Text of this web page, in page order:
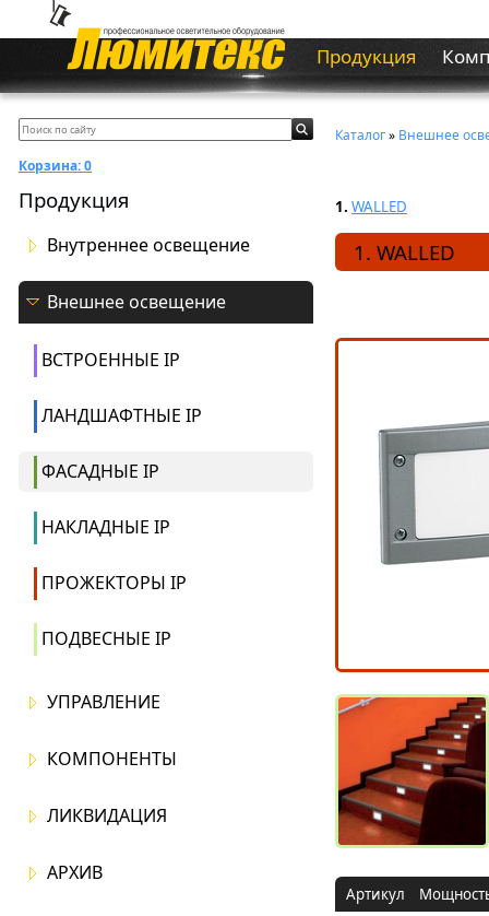
Продукция
Корзина:0
Продукция
Внутреннее освещение
Внешнее освещение
ВСТРОЕННЫЕ IP
ЛАНДШАФТНЫЕ IP
ФАСАДНЫЕ IP
НАКЛАДНЫЕ IP
ПРОЖЕКТОРЫ IP
ПОДВЕСНЫЕ IP
УПРАВЛЕНИЕ
КОМПОНЕНТЫ
ЛИКВИДАЦИЯ
АРХИВ
Каталог» Внешнее
1. WALLED
1. WALLED
Артикул